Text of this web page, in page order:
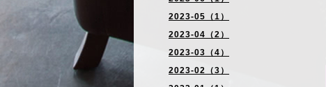
2023-05（1）
2023-04（2）
2023-03（4）
2023-02（3）